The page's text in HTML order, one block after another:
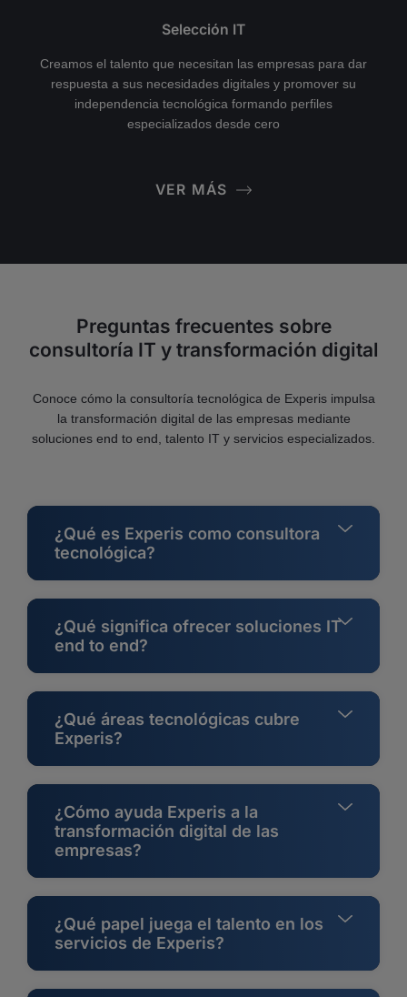
Selección IT
Creamos el talento que necesitan las empresas para dar
respuesta a sus necesidades digitales y promover su
independencia tecnológica formando perfiles
especializados desde cero
VER MÁS
Preguntas frecuentes sobre
consultoría IT y transformación digital
Conoce cómo la consultoría tecnológica de Experis impulsa
la transformación digital de las empresas mediante
soluciones end to end, talento IT y servicios especializados.
¿Qué es Experis como consultora
tecnológica?
¿Qué significa ofrecer soluciones IT
end to end?
¿Qué áreas tecnológicas cubre
Experis?
¿Cómo ayuda Experis a la
transformación digital de las
empresas?
¿Qué papel juega el talento en los
servicios de Experis?